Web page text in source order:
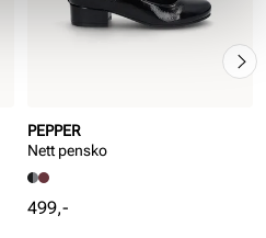
PEPPER
Nett pensko
Pris
499,-